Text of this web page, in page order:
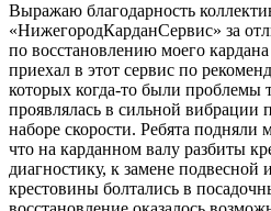
Выражаю благодарность
«НижегородКарданСервис» за
по восстановлению моего
приехал в этот сервис по
которых когда-то были проблемы
проявлялась в сильной вибрации
наборе скорости. Ребята подняли
что на карданном валу разбиты
диагностику, к замене
крестовины болтались в